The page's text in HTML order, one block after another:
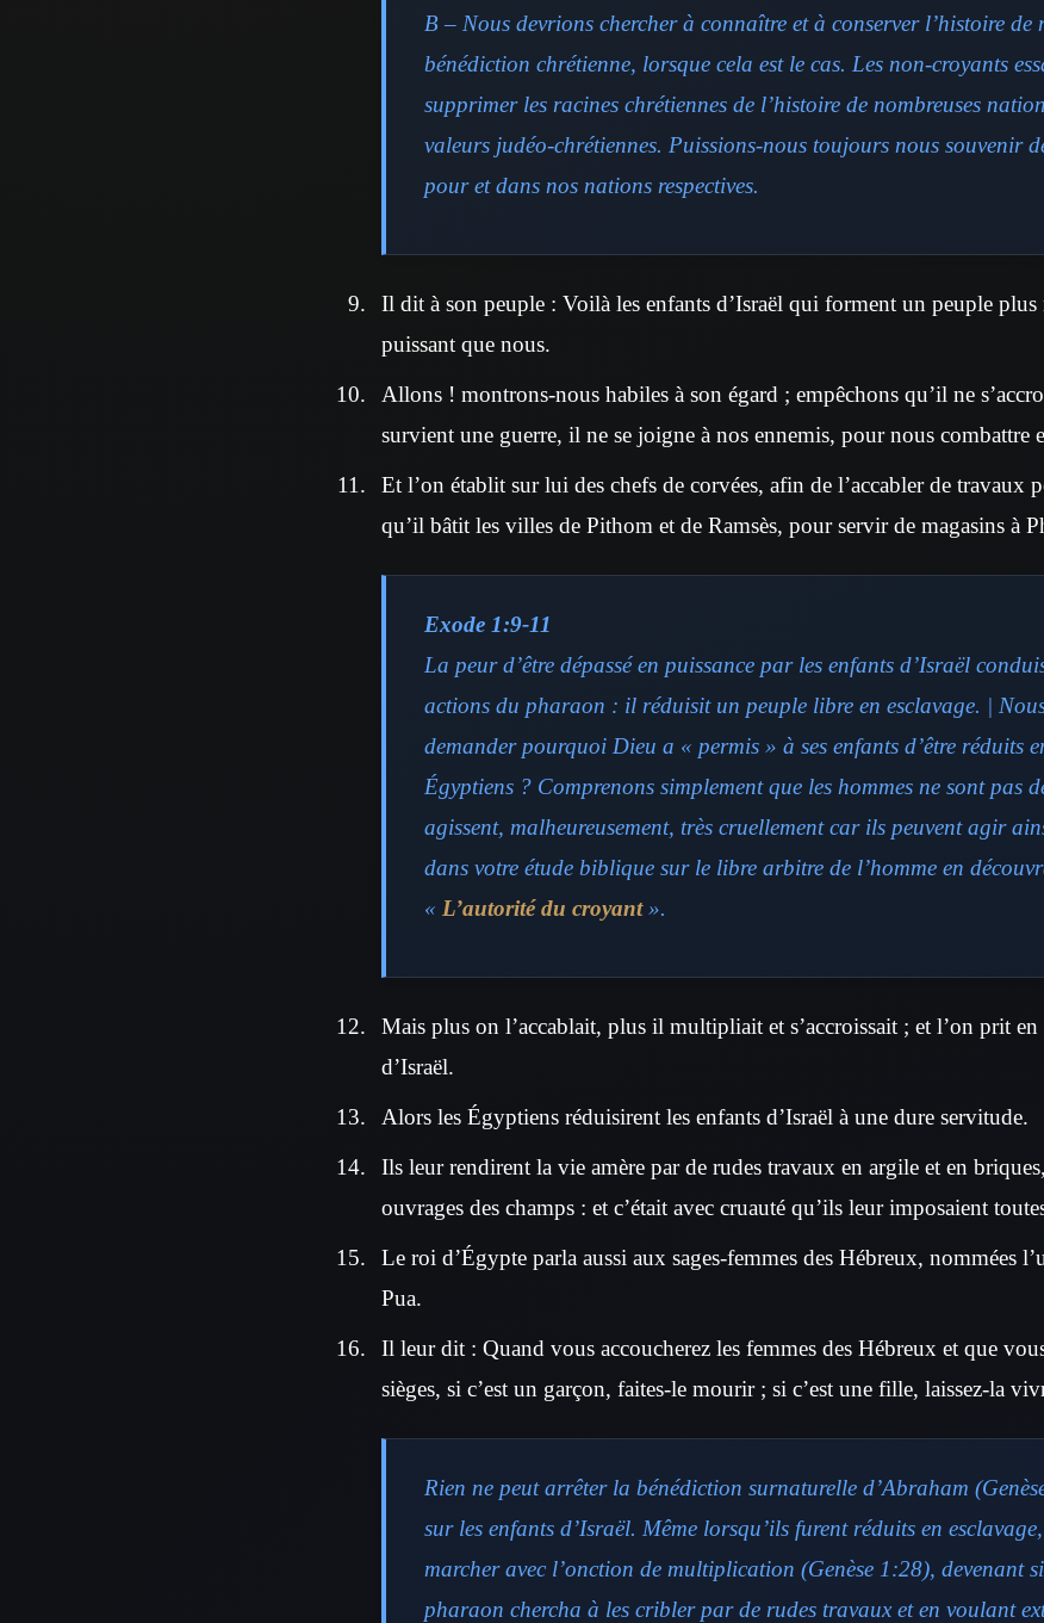
B – Nous devrions chercher à connaître et à conserver l’histoire de
bénédiction chrétienne, lorsque cela est le cas. Les non-croyants
supprimer les racines chrétiennes de l’histoire de nombreuses
valeurs judéo-chrétiennes. Puissions-nous toujours nous souvenir
pour et dans nos nations respectives.
Il dit à son peuple : Voilà les enfants d’Israël qui forment un peuple
puissant que nous.
Allons ! montrons-nous habiles à son égard ; empêchons qu’il ne
survient une guerre, il ne se joigne à nos ennemis, pour nous combattre
Et l’on établit sur lui des chefs de corvées, afin de l’accabler de travaux
qu’il bâtit les villes de Pithom et de Ramsès, pour servir de magasins à
Exode 1:9-11
La peur d’être dépassé en puissance par les enfants d’Israël
actions du pharaon : il réduisit un peuple libre en esclavage. |
demander pourquoi Dieu a « permis » à ses enfants d’être réduits
Égyptiens ? Comprenons simplement que les hommes ne sont pas
agissent, malheureusement, très cruellement car ils peuvent agir
dans votre étude biblique sur le libre arbitre de l’homme en
« L’autorité du croyant».
Mais plus on l’accablait, plus il multipliait et s’accroissait ; et l’on prit en
d’Israël.
Alors les Égyptiens réduisirent les enfants d’Israël à une dure servitude.
Ils leur rendirent la vie amère par de rudes travaux en argile et en
ouvrages des champs : et c’était avec cruauté qu’ils leur imposaient
Le roi d’Égypte parla aussi aux sages-femmes des Hébreux, nommées
Pua.
Il leur dit : Quand vous accoucherez les femmes des Hébreux et que
sièges, si c’est un garçon, faites-le mourir ; si c’est une fille, laissez-la
Rien ne peut arrêter la bénédiction surnaturelle d’Abraham
sur les enfants d’Israël. Même lorsqu’ils furent réduits en
marcher avec l’onction de multiplication (Genèse 1:28), devenant
pharaon chercha à les cribler par de rudes travaux et en voulant